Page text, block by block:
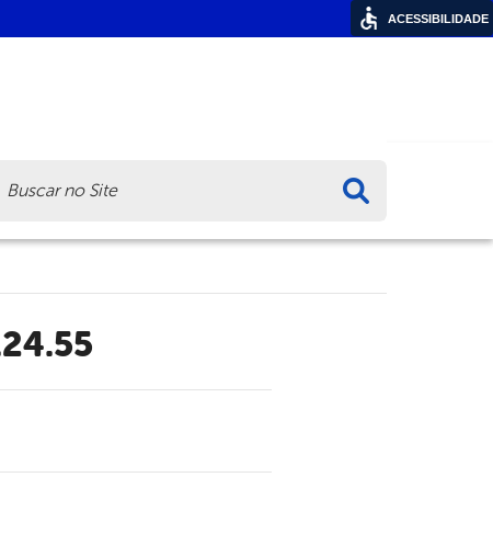
ACESSIBILIDADE